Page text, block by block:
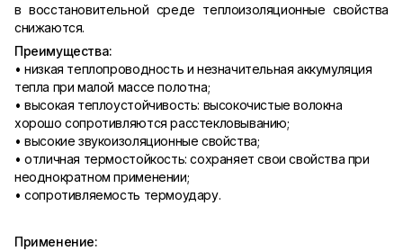
в восстановительной среде теплоизоляционные свойства
снижаются.
Преимущества:
• низкая теплопроводность и незначительная аккумуляция
тепла при малой массе полотна;
• высокая теплоустойчивость: высокочистые волокна
хорошо сопротивляются расстекловыванию;
• высокие звукоизоляционные свойства;
• отличная термостойкость: сохраняет свои свойства при
неоднократном применении;
• сопротивляемость термоудару.
Применение: